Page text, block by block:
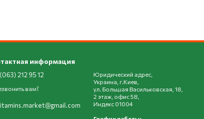
информация
212 95 12
вам?
Юридический адрес,
Украина, г.Киев,
ул. Большая Васильковская, 18,
2 этаж, офис 58,
Индекс 01004